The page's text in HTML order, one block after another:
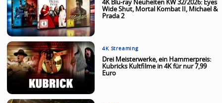
4K Blu-ray Neuheiten KW 32/2026: Eyes
Wide Shut, Mortal Kombat II, Michael &
Prada 2
4K Streaming
Drei Meisterwerke, ein Hammerpreis:
Kubricks Kultfilme in 4K für nur 7,99
Euro